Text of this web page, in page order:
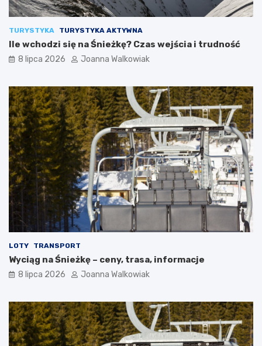
TURYSTYKA TURYSTYKA AKTYWNA
Ile wchodzi się na Śnieżkę? Czas wejścia i trudność
8 lipca 2026 Joanna Walkowiak
LOTY TRANSPORT
Wyciąg na Śnieżkę – ceny, trasa, informacje
8 lipca 2026 Joanna Walkowiak